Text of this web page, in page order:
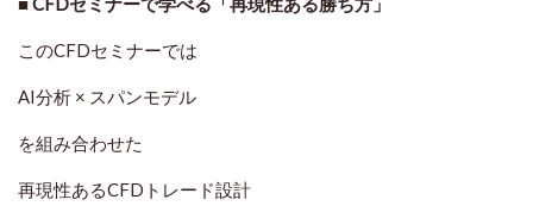
このCFDセミナーでは
AI分析 × スパンモデル
を組み合わせた
再現性あるCFDトレード設計